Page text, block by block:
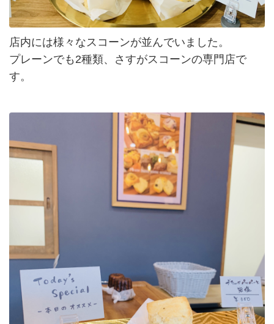
店内には様々なスコーンが並んでいました。
プレーンでも2種類、さすがスコーンの専門店で
す。